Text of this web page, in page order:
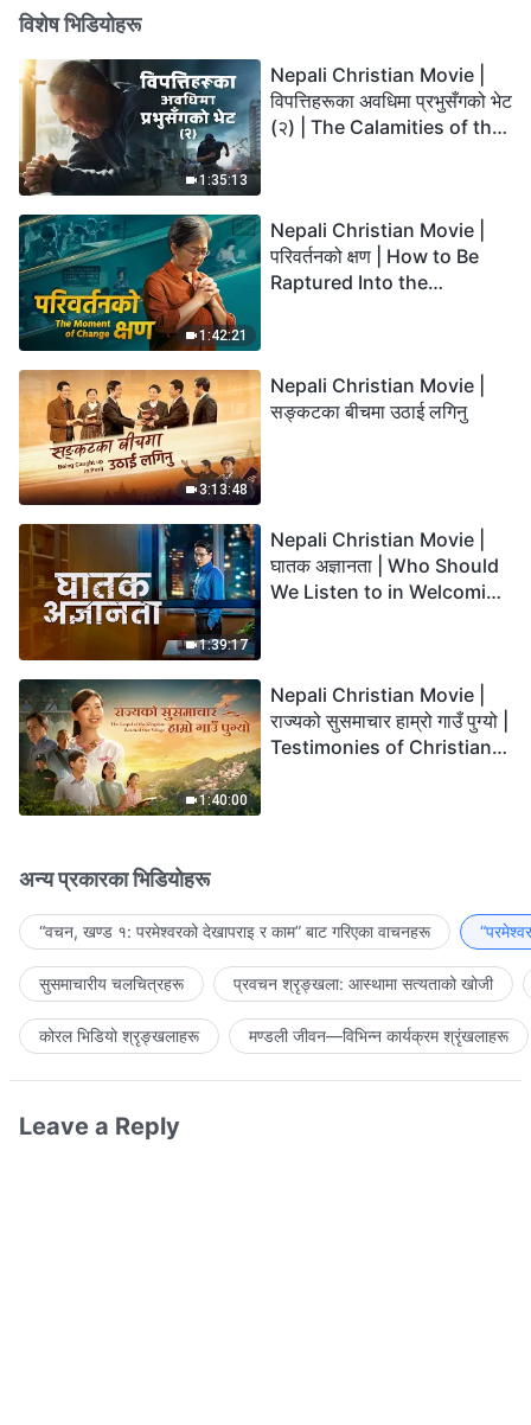
विशेष भिडियोहरू
1:35:13
Nepali Christian Movie |
विपत्तिहरूका अवधिमा प्रभुसँगको भेट
(२) | The Calamities of the
1:42:21
Nepali Christian Movie |
परिवर्तनको क्षण | How to Be
Raptured Into the
3:13:48
Nepali Christian Movie |
सङ्कटका बीचमा उठाई लगिनु
1:39:17
Nepali Christian Movie |
घातक अज्ञानता | Who Should
We Listen to in Welcoming
1:40:00
Nepali Christian Movie |
राज्यको सुसमाचार हाम्रो गाउँ पुग्यो |
Testimonies of Christians
अन्य प्रकारका भिडियोहरू
“वचन, खण्ड १: परमेश्‍वरको देखापराइ र काम” बाट गरिएका वाचनहरू
सुसमाचारीय चलचित्रहरू प्रवचन श्रृङ्खला: आस्थामा सत्यताको खोजी
कोरल भिडियो श्रृङ्खलाहरू मण्डली जीवन—विभिन्‍न कार्यक्रम श्रृंखलाहरू
Leave a Reply